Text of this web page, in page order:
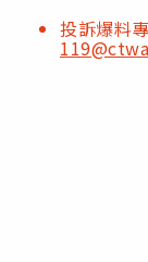
投訴爆料